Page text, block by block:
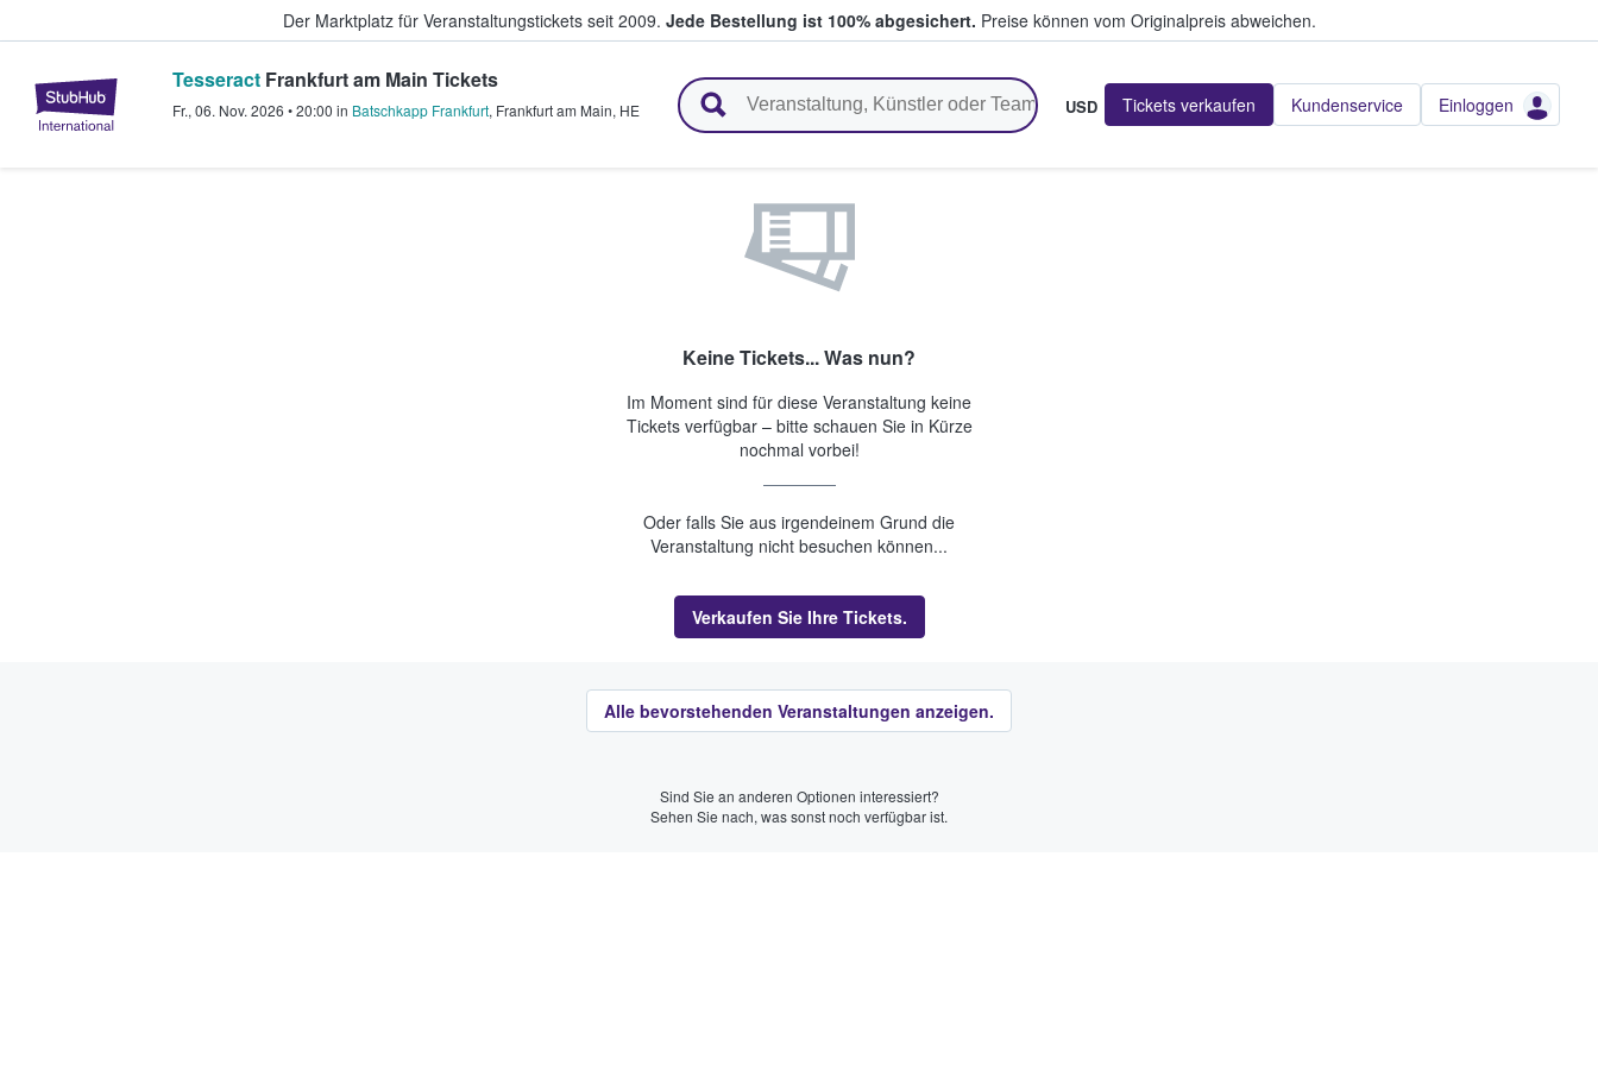
Der Marktplatz für Veranstaltungstickets seit 2009. Jede Bestellung ist 100% abgesichert. Preise können vom Originalpreis abweichen.
StubHub - Wo Fans Tickets kaufen & verkaufen
Tesseract Frankfurt am Main Tickets
Fr., 06. Nov. 2026 •20:00 in Batschkapp Frankfurt, Frankfurt am Main, HE USD Tickets verkaufen Kundenservice Einloggen
Keine Tickets... Was nun?
Im Moment sind für diese Veranstaltung keine
Tickets verfügbar – bitte schauen Sie in Kürze
nochmal vorbei!
Oder falls Sie aus irgendeinem Grund die
Veranstaltung nicht besuchen können...
Verkaufen Sie Ihre Tickets.
Alle bevorstehenden Veranstaltungen anzeigen.
Sind Sie an anderen Optionen interessiert?
Sehen Sie nach, was sonst noch verfügbar ist.